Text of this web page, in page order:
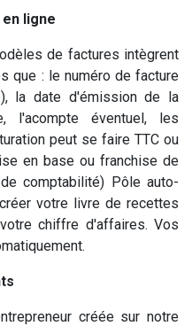
ligne
de factures intègrent
que : le numéro de facture
la date d'émission de la
l'acompte éventuel, les
peut se faire TTC ou
en base ou franchise de
comptabilité) Pôle auto-
votre livre de recettes
chiffre d'affaires. Vos
créée sur notre